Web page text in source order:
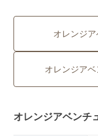
オレンジ
オレンジア
オレンジアベンチ